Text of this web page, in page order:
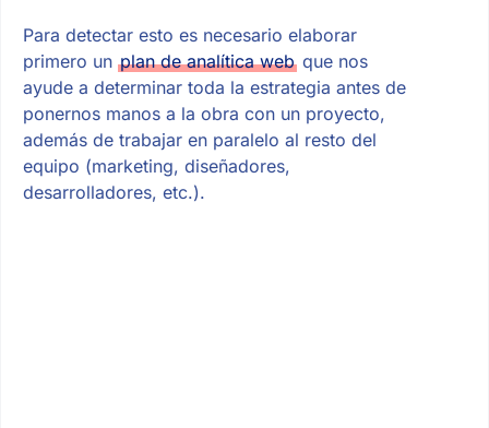
Para detectar esto es necesario elaborar
primero un plan de analítica webque nos
ayude a determinar toda la estrategia antes de
ponernos manos a la obra con un proyecto,
además de trabajar en paralelo al resto del
equipo (marketing, diseñadores,
desarrolladores, etc.).